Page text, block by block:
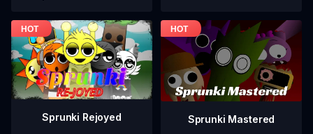
Sprunki Rejoyed Sprunki Mastered